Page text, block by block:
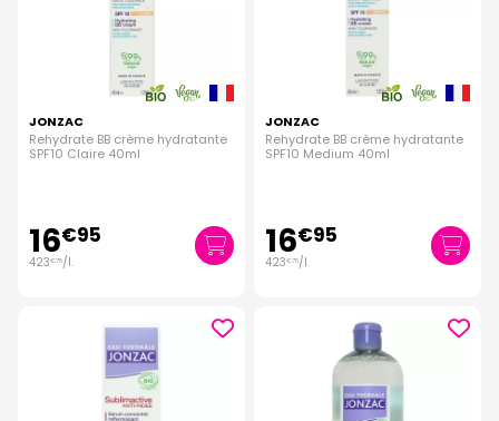
JONZAC
Rehydrate BB crème hydratante
SPF10 Claire 40ml
16€95
423€75/l.
JONZAC
Rehydrate BB crème hydratante
SPF10 Medium 40ml
16€95
423€75/l.